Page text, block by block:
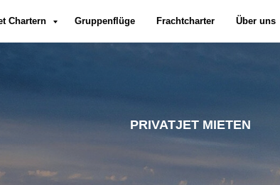
Chartern Gruppenflüge Frachtcharter Über uns
PRIVATJET MIETEN